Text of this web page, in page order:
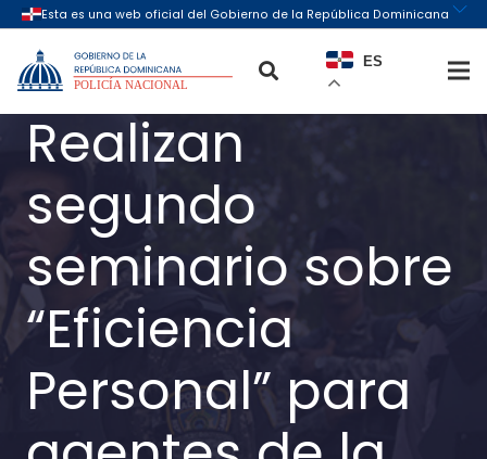
ES
Realizan
segundo
seminario sobre
“Eficiencia
Personal” para